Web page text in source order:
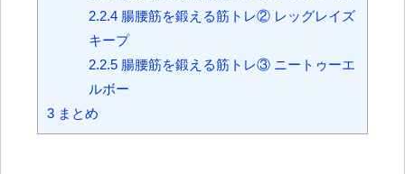
2.2.4腸腰筋を鍛える筋トレ② レッグレイズ
キープ
2.2.5腸腰筋を鍛える筋トレ③ ニートゥーエ
ルボー
3 まとめ